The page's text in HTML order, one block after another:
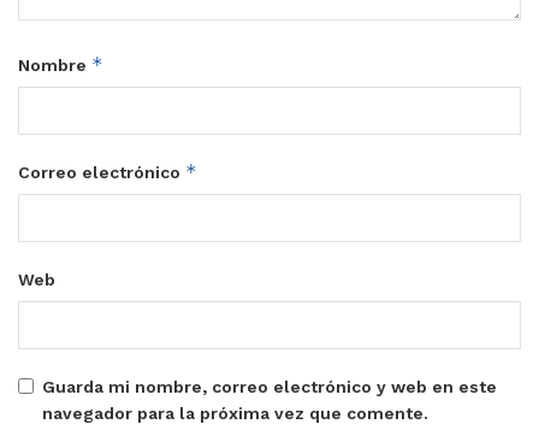
Nombre *
Correo electrónico *
Web
Guarda mi nombre, correo electrónico y web en este
navegador para la próxima vez que comente.